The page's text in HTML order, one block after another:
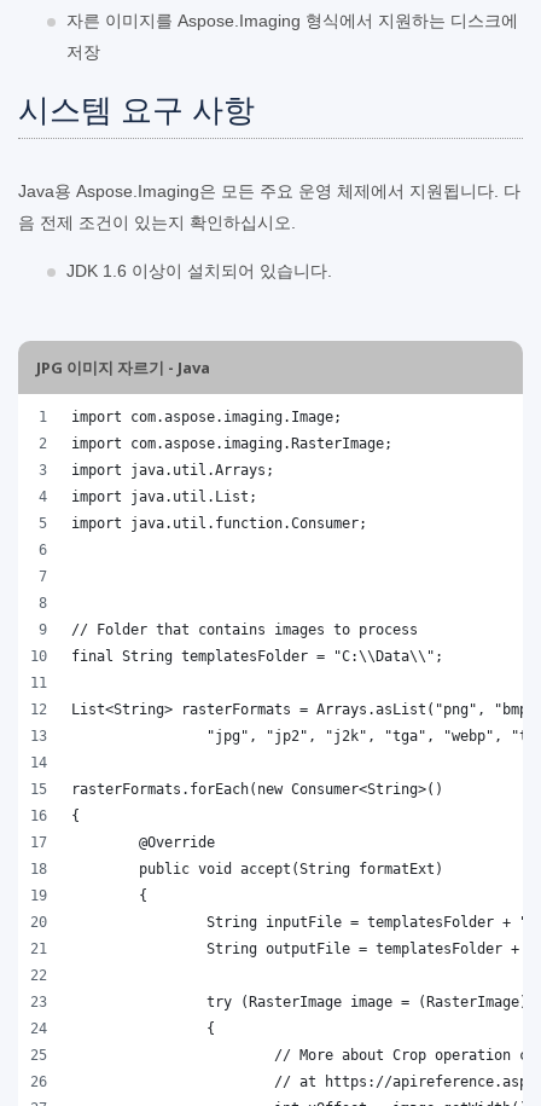
자른 이미지를 Aspose.Imaging 형식에서 지원하는 디스크에
저장
시스템 요구 사항
Java용 Aspose.Imaging은 모든 주요 운영 체제에서 지원됩니다. 다
음 전제 조건이 있는지 확인하십시오.
JDK 1.6 이상이 설치되어 있습니다.
JPG 이미지 자르기 - Java